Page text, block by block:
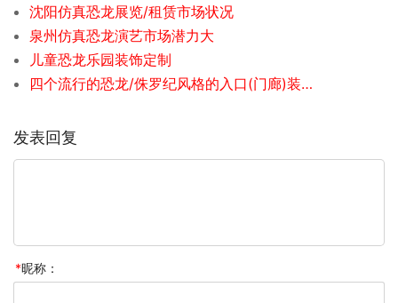
沈阳仿真恐龙展览/租赁市场状况
泉州仿真恐龙演艺市场潜力大
儿童恐龙乐园装饰定制
四个流行的恐龙/侏罗纪风格的入口(门廊)装饰盘点
发表回复
*昵称：